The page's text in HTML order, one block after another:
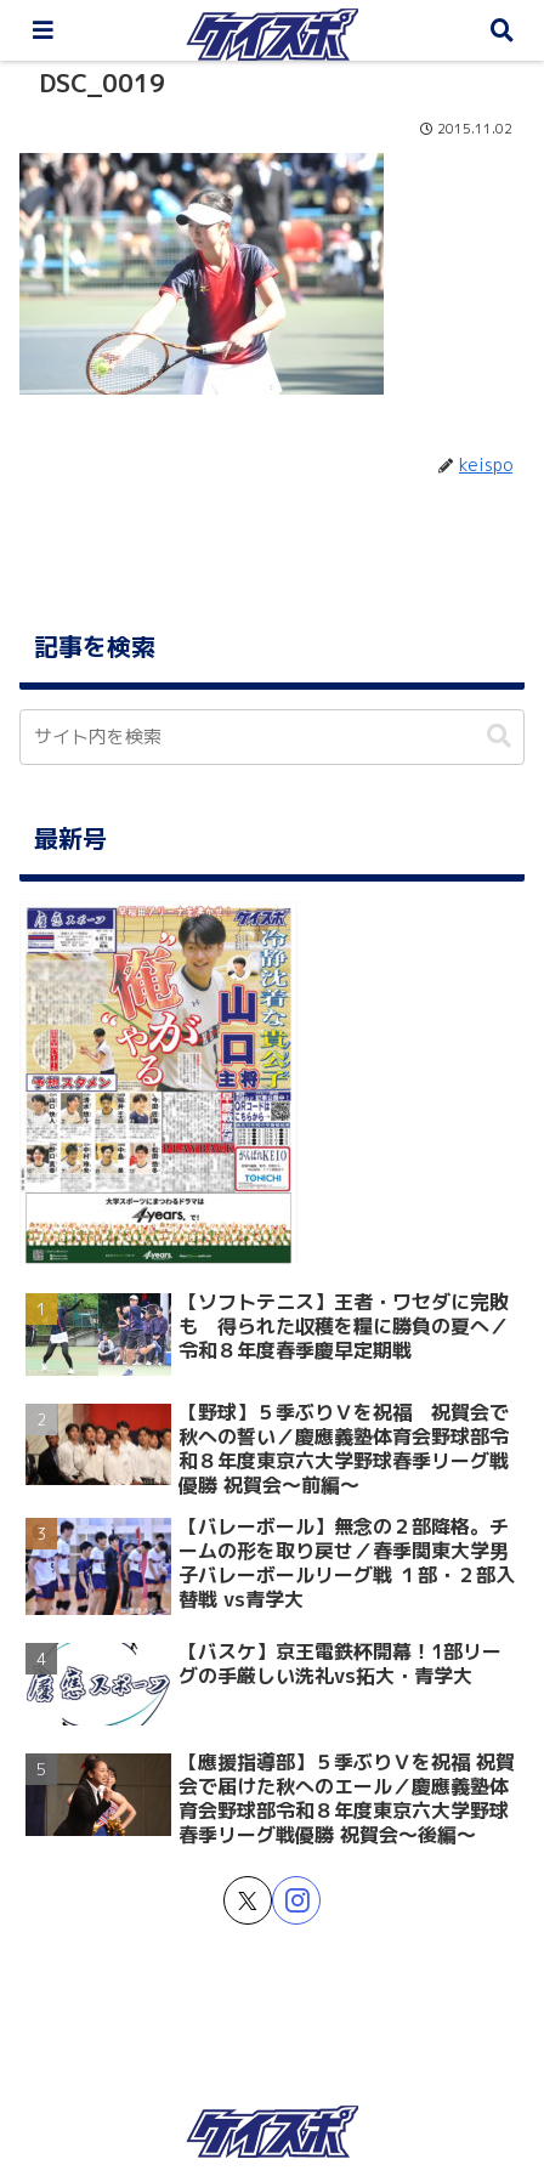
DSC_0019
2015.11.02
keispo
記事を検索
最新号
【ソフトテニス】王者・ワセダに完敗
も 得られた収穫を糧に勝負の夏へ／
令和８年度春季慶早定期戦
【野球】５季ぶりＶを祝福 祝賀会で
秋への誓い／慶應義塾体育会野球部令
和８年度東京六大学野球春季リーグ戦
優勝 祝賀会～前編～
【バレーボール】無念の２部降格。チ
ームの形を取り戻せ／春季関東大学男
子バレーボールリーグ戦 １部・２部入
替戦 vs青学大
【バスケ】京王電鉄杯開幕！1部リー
グの手厳しい洗礼vs拓大・青学大
【應援指導部】５季ぶりＶを祝福 祝賀
会で届けた秋へのエール／慶應義塾体
育会野球部令和８年度東京六大学野球
春季リーグ戦優勝 祝賀会～後編～